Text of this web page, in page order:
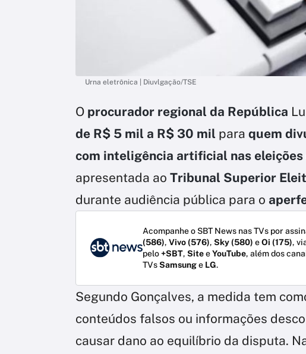
Urna eletrônica | Diuvlgação/TSE
O procurador regional da República
de R$ 5 mil a R$ 30 mil para quem
com inteligência artificial nas
apresentada ao Tribunal Superior
durante audiência pública para o
Acompanhe o SBT News nas TVs por
(586), Vivo (576), Sky (580) eOi (175),
pelo+SBT, SiteeYouTube, além dos
TVsSamsunge LG.
Segundo Gonçalves, a medida tem
conteúdos falsos ou informações
causar dano ao equilíbrio da disputa.